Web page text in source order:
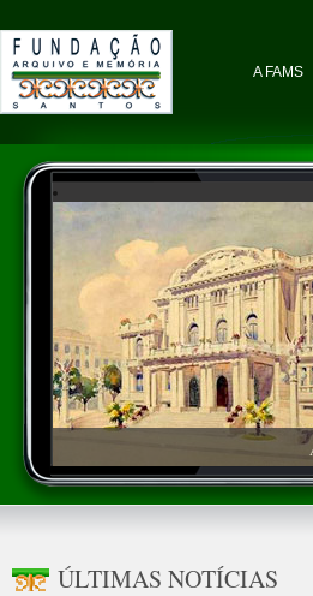
A FAMS
ÚLTIMAS NOTÍCIAS